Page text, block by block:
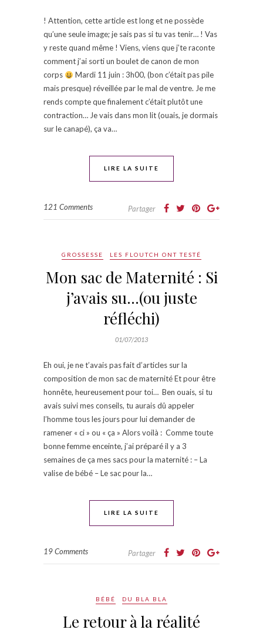
! Attention, cette article est long et ne possède
qu’une seule image; je sais pas si tu vas tenir… ! Vas
y reste quand même ! Viens, viens que j’te raconte
comment j’ai sorti un boulet de canon de mon
corps
Mardi 11 juin : 3h00, (bon c’était pas pile
mais presque) réveillée par le mal de ventre. Je me
rends compte que finalement c’était plutôt une
contraction… Je vais dans mon lit (ouais, je dormais
sur le canapé), ça va…
LIRE LA SUITE
121 Comments Partager
GROSSESSE LES FLOUTCH ONT TESTÉ
Mon sac de Maternité : Si
j’avais su…(ou juste
réfléchi)
01/07/2013
Eh oui, je ne t’avais pas fait d’articles sur la
composition de mon sac de maternité Et pour être
honnête, heureusement pour toi… Ben ouais, si tu
avais suivi mes conseils, tu aurais dû appeler
l’homme tous les jours pour lui demander de
ramener « ci » ou « ça » Alors voilà : Comme toute
bonne femme enceinte, j’ai préparé il y a 3
semaines de ça mes sacs pour la maternité : – La
valise de bébé – Le sac pour la…
LIRE LA SUITE
19 Comments Partager
BÉBÉ DU BLA BLA
Le retour à la réalité